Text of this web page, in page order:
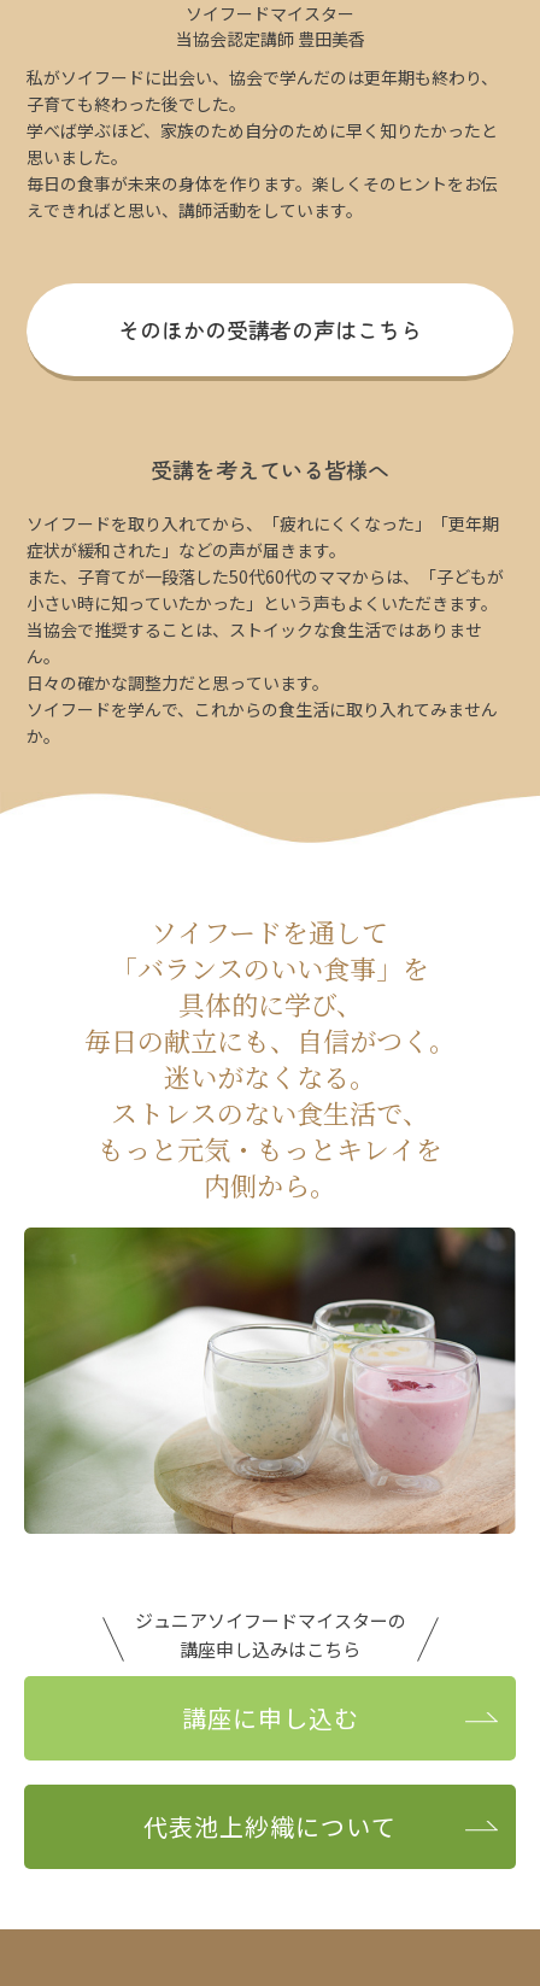
ソイフードマイスター
当協会認定講師 豊田美香
私がソイフードに出会い、協会で学んだのは更年期も終わり、
子育ても終わった後でした。
学べば学ぶほど、家族のため自分のために早く知りたかったと
思いました。
毎日の食事が未来の身体を作ります。楽しくそのヒントをお伝
えできればと思い、講師活動をしています。
そのほかの受講者の声はこちら
受講を考えている皆様へ
ソイフードを取り入れてから、「疲れにくくなった」「更年期
症状が緩和された」などの声が届きます。
また、子育てが一段落した50代60代のママからは、「子どもが
小さい時に知っていたかった」という声もよくいただきます。
当協会で推奨することは、ストイックな食生活ではありませ
ん。
日々の確かな調整力だと思っています。
ソイフードを学んで、これからの食生活に取り入れてみません
か。
ソイフードを通して
「バランスのいい食事」を
具体的に学び、
毎日の献立にも、自信がつく。
迷いがなくなる。
ストレスのない食生活で、
もっと元気・もっとキレイを
内側から。
ジュニアソイフードマイスターの
講座申し込みはこちら
講座に申し込む
代表池上紗織について